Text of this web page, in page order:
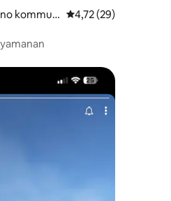
kommun Nilai rata-rata 4,72
4,72 (29)